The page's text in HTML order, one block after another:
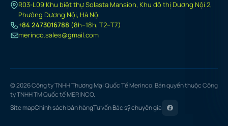
R03-L09 Khu biệt thự Solasta Mansion, Khu đô thị Dương Nội 2,
Phường Dương Nội, Hà Nội
+84 2473016788 (8h–18h, T2–T7)
merinco.sales@gmail.com
© 2026 Công ty TNHH Thương Mại Quốc Tế Merinco. Bản quyền thuộc Công
ty TNHH TM Quốc tế MERINCO.
Site mapChính sách bán hàngTư vấn Bác sỹ chuyên gia